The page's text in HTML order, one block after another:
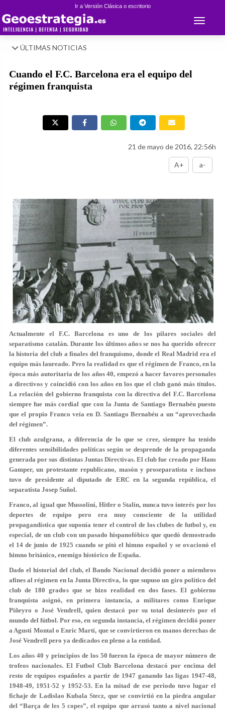
Ir a Versión Clásica o escritorio
Toggle
ÚLTIMAS NOTICIAS
Cuando el F.C. Barcelona era el equipo del
régimen franquista
21 de mayo de 2016, 22:56h
A+ a-
Actualmente el F.C. Barcelona es uno de los pilares sociales del
separatismo catalán. Durante los últimos años se nos ha querido ofrecer
la historia del club a finales del franquismo, donde el Real Madrid era el
equipo más laureado. Pero la realidad es que el régimen de Franco, en la
época más autoritaria de los años 40, empezó a hacer favores personales
a directivos y coincidió con los años en los que el club ganó más títulos.
La relación del gobierno franquista con la directiva del F.C. Barcelona
siempre fue más cordial que con la Junta de Santiago Bernabéu puesto
que el propio Franco veía en D. Santiago Bernabéu a un “aprovechado
del régimen”.
El club azulgrana, a diferencia de lo que se cree, siempre ha tenido
diferentes sensibilidades políticas según se desprende de la propaganda
generada por sus distintas Juntas Directivas. El club fue creado por Hans
Gamper, un protestante republicano, masón y proseparatista e incluso
tuvo de presidente al diputado de ERC en la segunda república, el
separatista Josep Suñol.
Franco, al igual que Mussolini, Hitler o Stalin, nunca tuvo interés por los
deportes de equipo pero era muy consciente de la utilidad
propagandística que suponía tener el control de los clubes de futbol y, en
especial, de un club con un pasado hispanofóbico que quedó demostrado
el 14 de junio de 1925 cuando se pitó el himno español y se ovacionó el
himno británico, enemigo histórico de España.
Dado el historial del club, el Bando Nacional decidió poner a miembros
afines al régimen en la Junta Directiva, lo que supuso un giro político del
club de 180 grados que se hizo realidad en dos fases. El gobierno
franquista asignó, en primera instancia, a militares como Enrique
Piñeyro o José Vendrell, quien destacó por su total desinterés por el
mundo del fútbol. Por eso, en segunda instancia, el régimen decidió poner
a Agustí Montal o Enric Martí, que se convirtieron en manos derechas de
José Vendrell pero ya dedicados en pleno a la entidad.
Los años 40 y principios de los 50 fueron la época de mayor número de
trofeos nacionales. El Futbol Club Barcelona destacó por encima del
resto de equipos españoles a partir de 1947 ganando las ligas 1947-48,
1948-49, 1951-52 y 1952-53. En la mitad de ese periodo tuvo lugar el
fichaje de Ladislao Kubala Stecz, que se convirtió en la piedra angular
del “Barça de les 5 copes”, el equipo que arrasó tanto a nivel nacional